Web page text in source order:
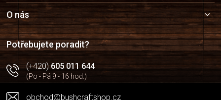
a
t
í
O nás
Potřebujete poradit?
(+420)605 011 644
(Po - Pá 9 - 16 hod.)
obchod@bushcraftshop.cz